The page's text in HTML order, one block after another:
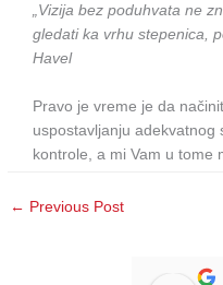
„Vizija bez poduhvata ne
gledati ka vrhu stepenica,
Havel
Pravo je vreme je da
uspostavljanju adekvatnog
kontrole, a mi Vam u tome
← Previous Post